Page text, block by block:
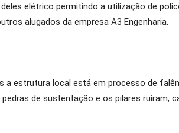
elétrico permitindo a utilização de
alugados da empresa A3 Engenharia.
a estrutura local está em processo de
de sustentação e os pilares ruíram,